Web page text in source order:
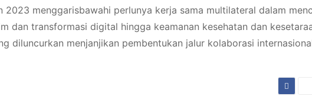
2023 menggarisbawahi perlunya kerja sama multilateral dalam
dan transformasi digital hingga keamanan kesehatan dan
diluncurkan menjanjikan pembentukan jalur kolaborasi